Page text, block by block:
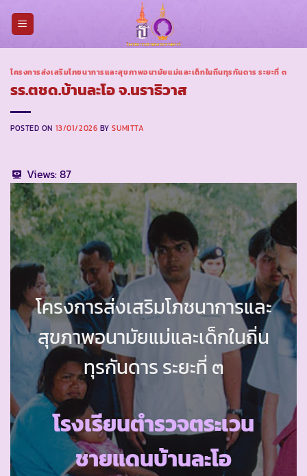
โครงการส่งเสริมโภชนาการและสุขภาพอนามัยแม่และเด็กในถิ่นทุรกันดาร ระยะที่ ๓
รร.ตชด.บ้านละโอ จ.นราธิวาส
POSTED ON 13/01/2026 BYSUMITTA
Views:87
โครงการส่งเสริมโภชนาการและ
สุขภาพอนามัยแม่และเด็กในถิ่น
ทุรกันดาร ระยะที่ ๓
โรงเรียนตำรวจตระเวน
ชายแดนบ้านละโอ